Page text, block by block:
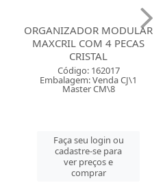
ORGANIZADOR MODULAR
MAXCRIL COM 4 PECAS
CRISTAL
Código: 162017
Embalagem: Venda CJ\1
Master CM\8
Faça seu login ou
cadastre-se para
ver preços e
comprar